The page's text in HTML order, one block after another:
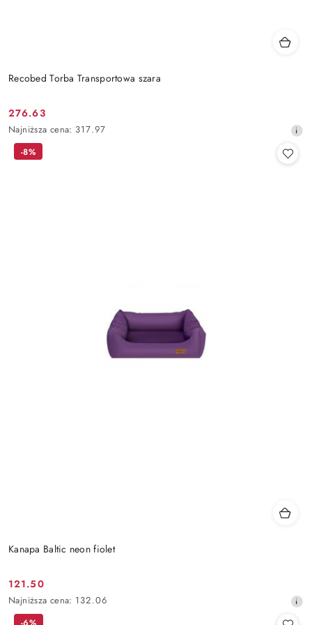
Recobed Torba Transportowa szara
Cena
promocyjna:
276.63
Najniższa
cena
Najniższa cena: 317.97
Kanapa Baltic neon fiolet
Cena
promocyjna:
121.50
Najniższa
cena
Najniższa cena: 132.06
-8%